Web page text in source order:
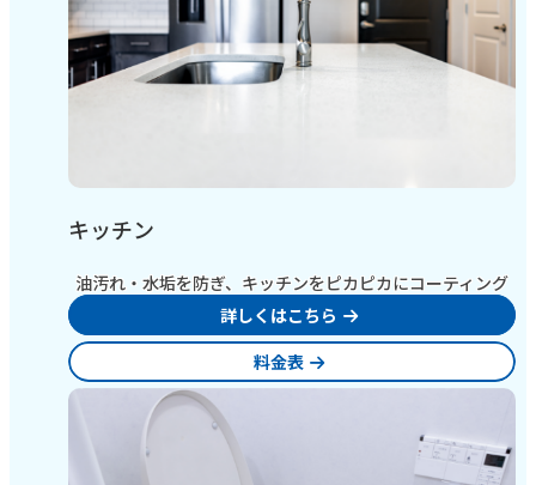
キッチン
油汚れ・水垢を防ぎ、キッチンをピカピカにコーティング
詳しくはこちら
料金表